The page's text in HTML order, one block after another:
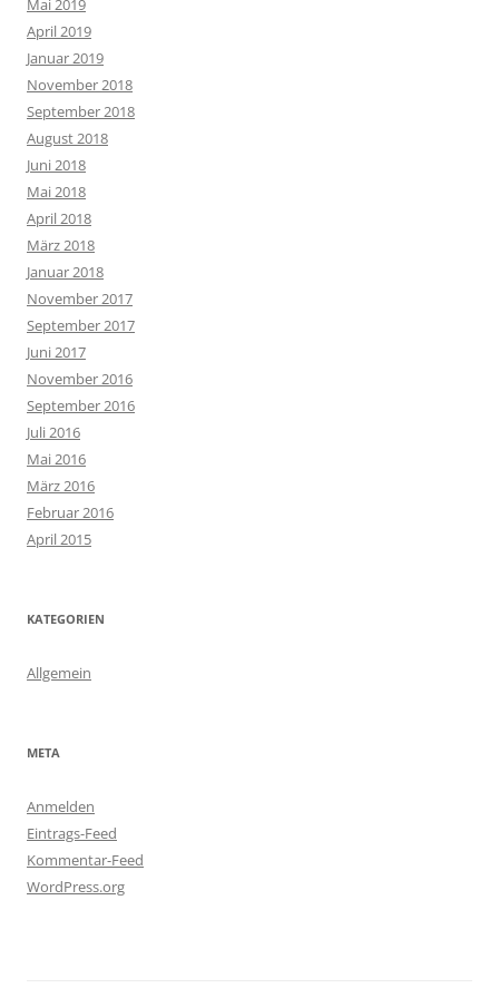
Mai 2019
April 2019
Januar 2019
November 2018
September 2018
August 2018
Juni 2018
Mai 2018
April 2018
März 2018
Januar 2018
November 2017
September 2017
Juni 2017
November 2016
September 2016
Juli 2016
Mai 2016
März 2016
Februar 2016
April 2015
KATEGORIEN
Allgemein
META
Anmelden
Eintrags-Feed
Kommentar-Feed
WordPress.org